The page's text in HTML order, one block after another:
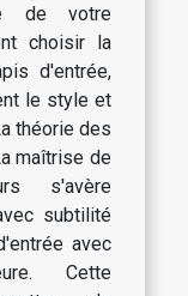
de votre
choisir la
d'entrée,
le style et
théorie des
maîtrise de
s'avère
subtilité
avec
Cette